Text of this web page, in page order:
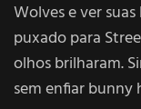
Wolves e ver
puxado para
olhos brilharam.
sem enfiar bunny